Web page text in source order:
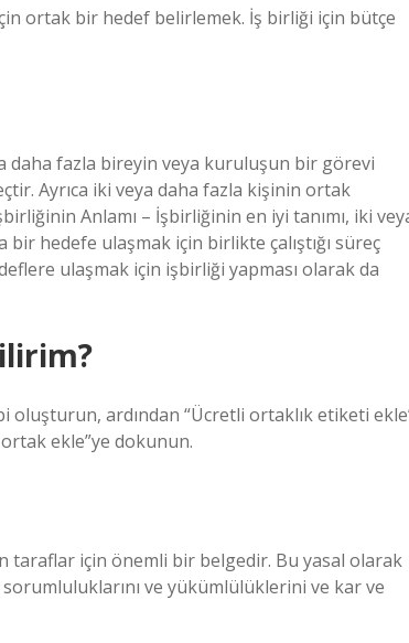
ortak bir hedef belirlemek. İş birliği için bütçe
daha fazla bireyin veya kuruluşun bir görevi
Ayrıca iki veya daha fazla kişinin ortak
Anlamı – İşbirliğinin en iyi tanımı, iki
hedefe ulaşmak için birlikte çalıştığı süreç
ulaşmak için işbirliği yapması olarak da
oluşturun, ardından “Ücretli ortaklık etiketi
ekle”ye dokunun.
taraflar için önemli bir belgedir. Bu yasal olarak
sorumluluklarını ve yükümlülüklerini ve kar ve